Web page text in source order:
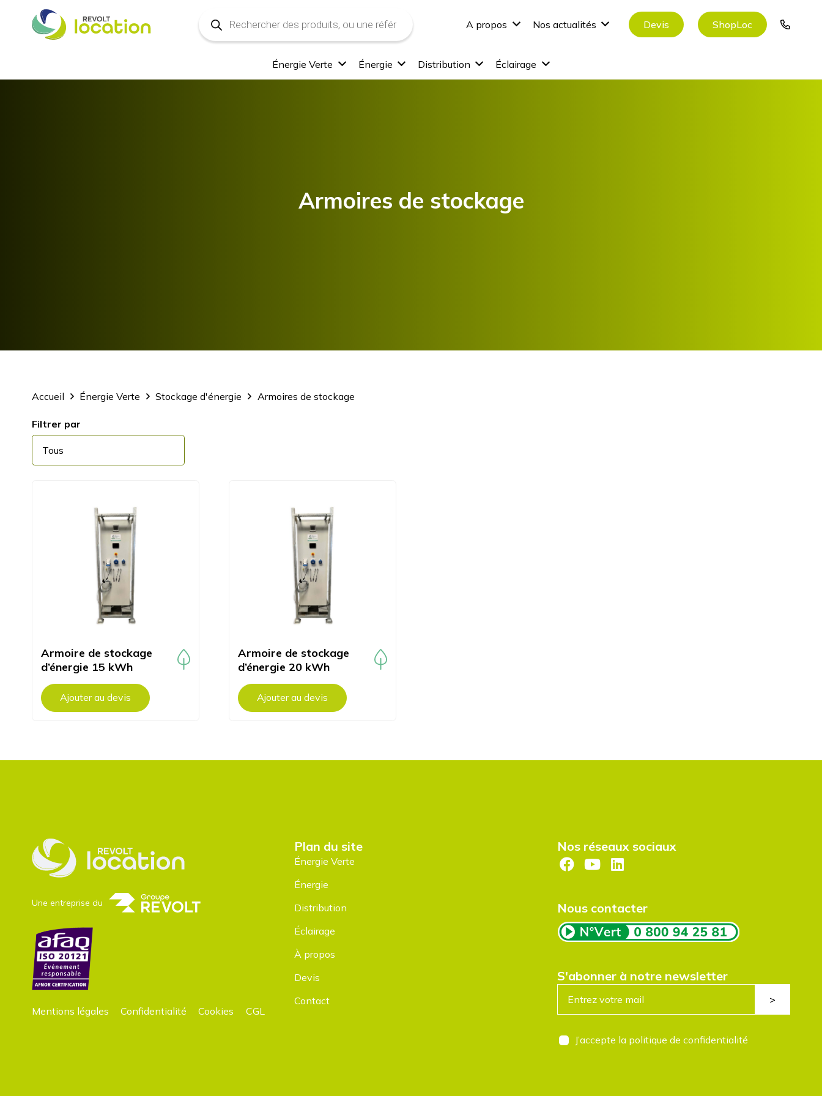
produits
A propos Nos actualités Devis ShopLoc
Énergie Verte Énergie Distribution Éclairage
Armoires de stockage
Accueil Énergie Verte Stockage d'énergie Armoires de stockage
Filtrer par
Armoire de stockage
d’énergie 15 kWh
Ajouter au devis
Armoire de stockage
d’énergie 20 kWh
Ajouter au devis
Une entreprise du
Mentions légales Confidentialité Cookies CGL
Plan du site
Énergie Verte
Énergie
Distribution
Éclairage
À propos
Devis
Contact
Nos réseaux sociaux
Nous contacter
S'abonner à notre newsletter
m
R
J’accepte la politique de confidentialité
>